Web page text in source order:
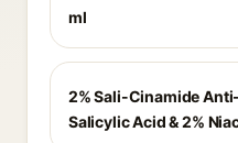
ml
2% Sali-Cinamide
Salicylic Acid & 2%